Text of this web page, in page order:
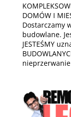
DOMÓW I
Dostarczamy
budowlane.
JESTEŚMY